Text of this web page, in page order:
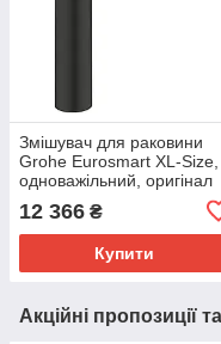
Змішувач для раковини
Grohe Eurosmart XL-Size,
одноважільний, оригінал
12 366 ₴
Купити
Акційні пропозиції